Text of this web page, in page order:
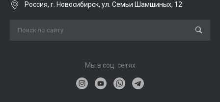
Россия, г. Новосибирск, ул. Семьи Шамшиных, 12
Мы в соц. сетях